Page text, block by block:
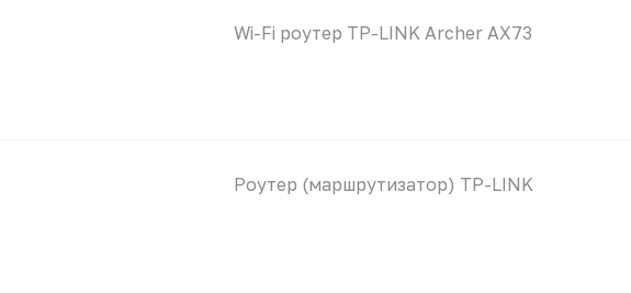
Wi-Fi роутер TP-LINK Archer AX73
Роутер (маршрутизатор) TP-LINK